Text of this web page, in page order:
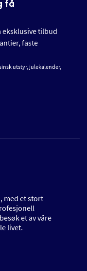
få
eksklusive tilbud
faste
utstyr, julekalender,
med et stort
et av våre
livet.